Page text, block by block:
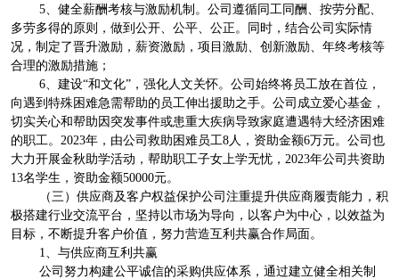
5、健全薪酬考核与激励机制。公司遵循同工同酬、按劳分配、
多劳多得的原则，做到公开、公平、公正。同时，结合公司实际情
况，制定了晋升激励，薪资激励，项目激励、创新激励、年终考核等
合理的激励措施；
6、建设“和文化”，强化人文关怀。公司始终将员工放在首位，
向遇到特殊困难急需帮助的员工伸出援助之手。公司成立爱心基金，
切实关心和帮助因突发事件或患重大疾病导致家庭遭遇特大经济困难
的职工。2023年，由公司救助困难员工8人，资助金额6万元。公司也
大力开展金秋助学活动，帮助职工子女上学无忧，2023年公司共资助
13名学生，资助金额50000元。
（三）供应商及客户权益保护公司注重提升供应商履责能力，积
极搭建行业交流平台，坚持以市场为导向，以客户为中心，以效益为
目标，不断提升客户价值，努力营造互利共赢合作局面。
1、与供应商互利共赢
公司努力构建公平诚信的采购供应体系，通过建立健全相关制